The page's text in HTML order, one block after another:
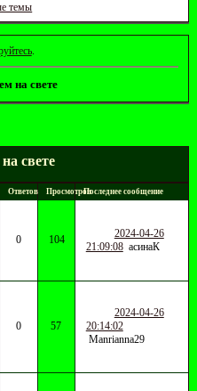
темы
.
на свете
свете
Ответов ПросмотровПоследнее сообщение
0 104
2024-04-26
21:09:08 асинаК
0 57
2024-04-26
20:14:02
Manrianna29